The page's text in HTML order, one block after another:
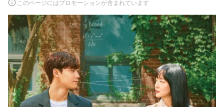
このページにはプロモーションが含まれています